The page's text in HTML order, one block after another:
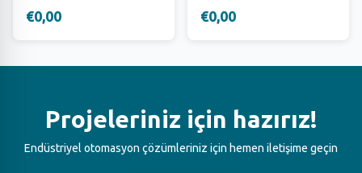
€0,00 €0,00
Projeleriniz için hazırız!
Endüstriyel otomasyon çözümleriniz için hemen iletişime geçin